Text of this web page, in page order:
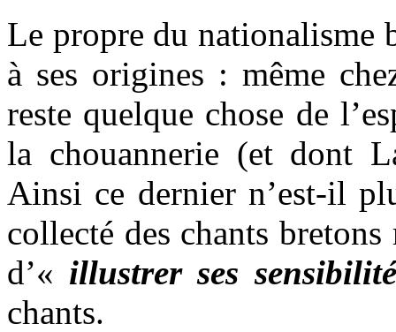
Le propre du nationalisme
à ses origines : même
reste quelque chose de
la chouannerie (et dont
Ainsi ce dernier n’est-il
collecté des chants
d’« illustrer ses
chants.